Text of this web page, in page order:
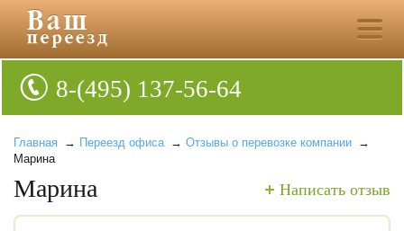
8-(495) 137-56-64
Главная → Переезд офиса → Отзывы о перевозке компании →
Марина
Написать отзыв
Марина